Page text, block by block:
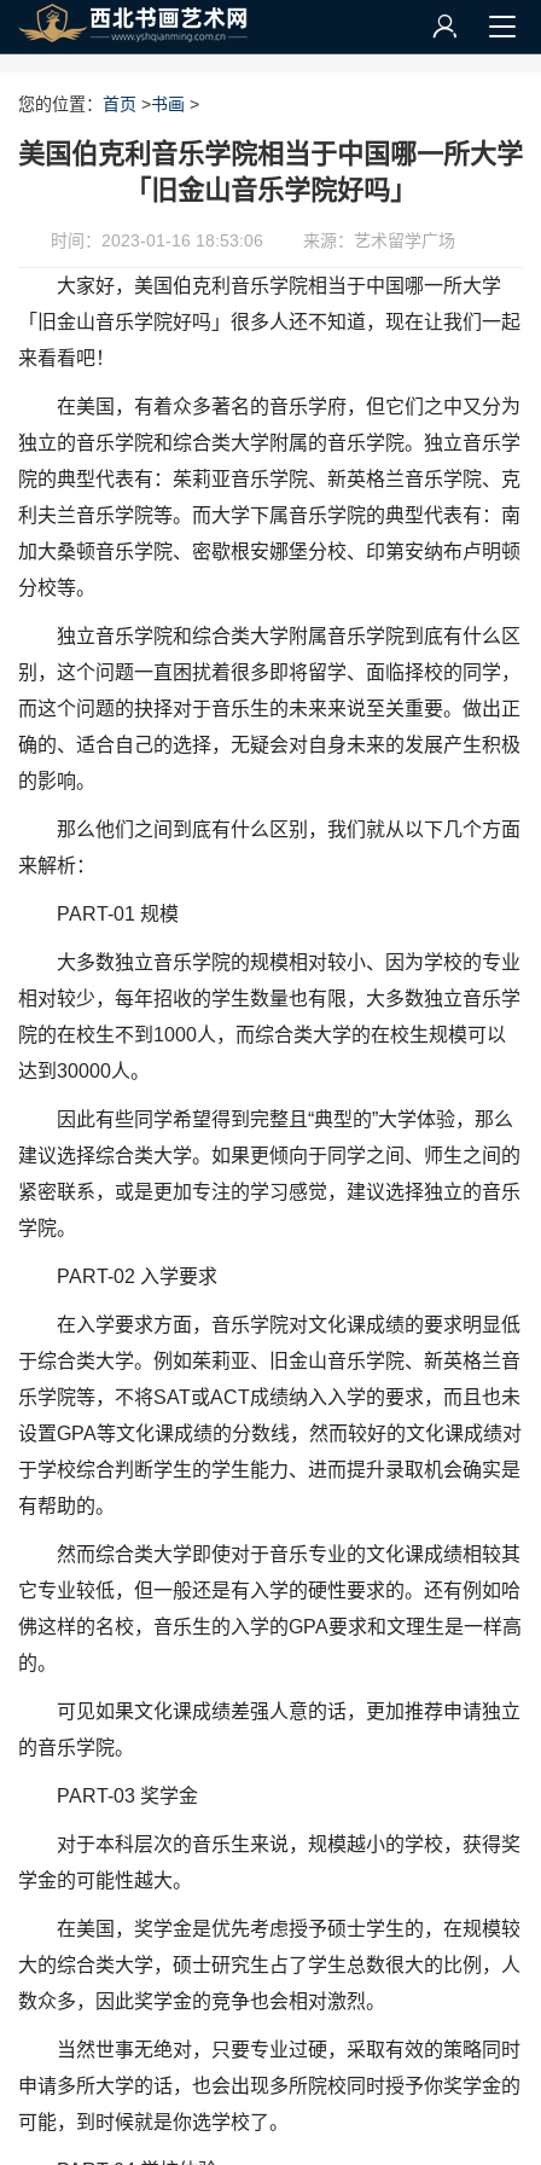
您的位置： 首页 >书画 >
美国伯克利音乐学院相当于中国哪一所大学
「旧金山音乐学院好吗」
时间：2023-01-16 18:53:06 来源：艺术留学广场
大家好，美国伯克利音乐学院相当于中国哪一所大学
「旧金山音乐学院好吗」很多人还不知道，现在让我们一起
来看看吧！
在美国，有着众多著名的音乐学府，但它们之中又分为
独立的音乐学院和综合类大学附属的音乐学院。独立音乐学
院的典型代表有：茱莉亚音乐学院、新英格兰音乐学院、克
利夫兰音乐学院等。而大学下属音乐学院的典型代表有：南
加大桑顿音乐学院、密歇根安娜堡分校、印第安纳布卢明顿
分校等。
独立音乐学院和综合类大学附属音乐学院到底有什么区
别，这个问题一直困扰着很多即将留学、面临择校的同学，
而这个问题的抉择对于音乐生的未来来说至关重要。做出正
确的、适合自己的选择，无疑会对自身未来的发展产生积极
的影响。
那么他们之间到底有什么区别，我们就从以下几个方面
来解析：
PART-01 规模
大多数独立音乐学院的规模相对较小、因为学校的专业
相对较少，每年招收的学生数量也有限，大多数独立音乐学
院的在校生不到1000人，而综合类大学的在校生规模可以
达到30000人。
因此有些同学希望得到完整且“典型的”大学体验，那么
建议选择综合类大学。如果更倾向于同学之间、师生之间的
紧密联系，或是更加专注的学习感觉，建议选择独立的音乐
学院。
PART-02 入学要求
在入学要求方面，音乐学院对文化课成绩的要求明显低
于综合类大学。例如茱莉亚、旧金山音乐学院、新英格兰音
乐学院等，不将SAT或ACT成绩纳入入学的要求，而且也未
设置GPA等文化课成绩的分数线，然而较好的文化课成绩对
于学校综合判断学生的学生能力、进而提升录取机会确实是
有帮助的。
然而综合类大学即使对于音乐专业的文化课成绩相较其
它专业较低，但一般还是有入学的硬性要求的。还有例如哈
佛这样的名校，音乐生的入学的GPA要求和文理生是一样高
的。
可见如果文化课成绩差强人意的话，更加推荐申请独立
的音乐学院。
PART-03 奖学金
对于本科层次的音乐生来说，规模越小的学校，获得奖
学金的可能性越大。
在美国，奖学金是优先考虑授予硕士学生的，在规模较
大的综合类大学，硕士研究生占了学生总数很大的比例，人
数众多，因此奖学金的竞争也会相对激烈。
当然世事无绝对，只要专业过硬，采取有效的策略同时
申请多所大学的话，也会出现多所院校同时授予你奖学金的
可能，到时候就是你选学校了。